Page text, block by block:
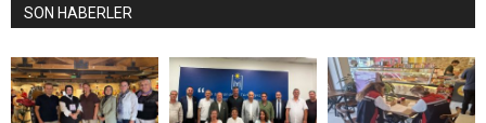
SON HABERLER